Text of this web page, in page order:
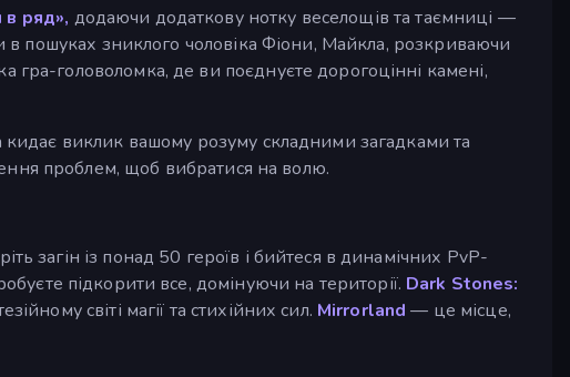
в ряд», додаючи додаткову нотку веселощів та таємниці —
пошуках зниклого чоловіка Фіони, Майкла, розкриваючи
гра-головоломка, де ви поєднуєте дорогоцінні камені,
кидає виклик вашому розуму складними загадками та
проблем, щоб вибратися на волю.
загін із понад 50 героїв і бийтеся в динамічних PvP-
підкорити все, домінуючи на території. Dark Stones:
світі магії та стихійних сил. Mirrorland — це місце,